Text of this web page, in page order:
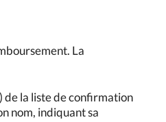
La
de la liste de confirmation
nom, indiquant sa